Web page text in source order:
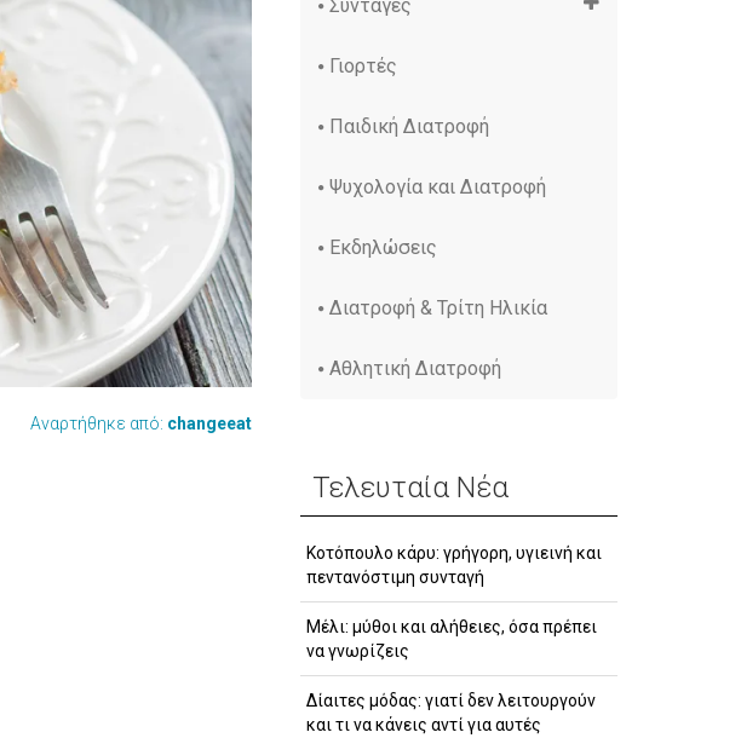
Αναρτήθηκε από: changeeat
Συνταγές
Γιορτές
Παιδική Διατροφή
Ψυχολογία και Διατροφή
Εκδηλώσεις
Διατροφή & Τρίτη Ηλικία
Αθλητική Διατροφή
Τελευταία Νέα
Κοτόπουλο κάρυ: γρήγορη, υγιεινή και
πεντανόστιμη συνταγή
Μέλι: μύθοι και αλήθειες, όσα πρέπει
να γνωρίζεις
Δίαιτες μόδας: γιατί δεν λειτουργούν
και τι να κάνεις αντί για αυτές